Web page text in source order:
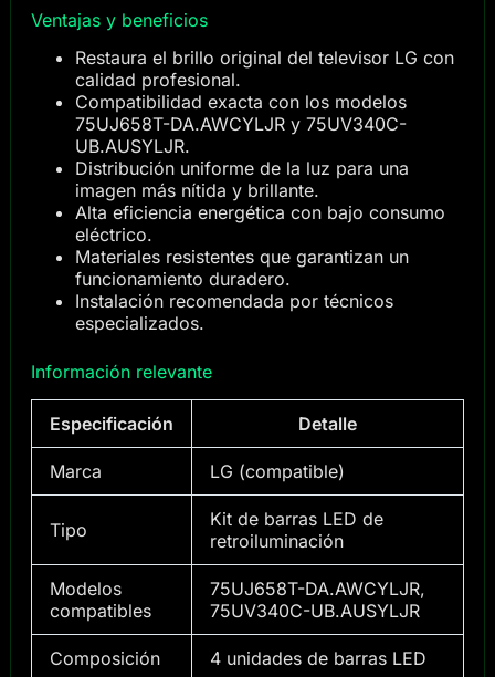
Ventajas y beneficios
Restaura el brillo original del televisor LG con
calidad profesional.
Compatibilidad exacta con los modelos
75UJ658T-DA.AWCYLJR y 75UV340C-
UB.AUSYLJR.
Distribución uniforme de la luz para una
imagen más nítida y brillante.
Alta eficiencia energética con bajo consumo
eléctrico.
Materiales resistentes que garantizan un
funcionamiento duradero.
Instalación recomendada por técnicos
especializados.
Información relevante
Especificación Detalle
Marca LG (compatible)
Tipo
Kit de barras LED de
retroiluminación
Modelos
compatibles
75UJ658T-DA.AWCYLJR,
75UV340C-UB.AUSYLJR
Composición 4 unidades de barras LED